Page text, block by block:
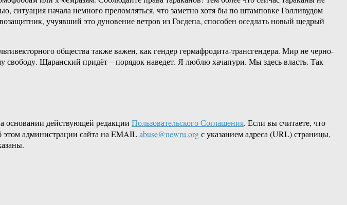
ситуация начала немного преломляться, что заметно хотя бы по штамповке Голливудом
учуявший это дуновение ветров из Госдепа, способен оседлать новый щедрый
общества также важен, как гендер гермафродита-трансгендера. Мир не черно-
Щаранский придёт – порядок наведет. Я люблю хачапури. Мы здесь власть. Так
основании действующей редакции Пользовательского Соглашения. Если вы считаете, что
этом администрации сайта на EMAILabuse@newru.orgс указанием адреса (URL) страницы,